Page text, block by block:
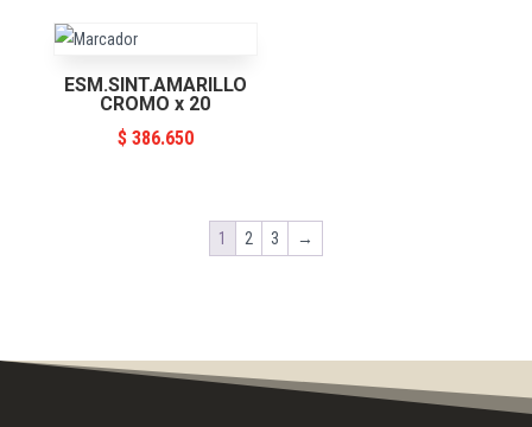
ESM.SINT.AMARILLO
CROMO x 20
$386.650
1 2 3 →